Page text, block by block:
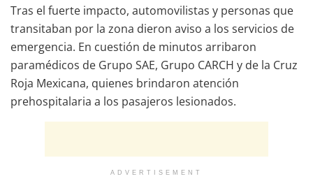
Tras el fuerte impacto, automovilistas y personas que
transitaban por la zona dieron aviso a los servicios de
emergencia. En cuestión de minutos arribaron
paramédicos de Grupo SAE, Grupo CARCH y de la Cruz
Roja Mexicana, quienes brindaron atención
prehospitalaria a los pasajeros lesionados.
ADVERTISEMENT